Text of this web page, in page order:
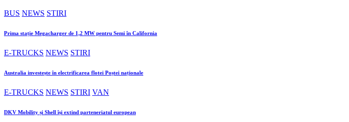
BUS NEWS STIRI
Prima stație Megacharger de 1,2 MW pentru Semi în California
E-TRUCKS NEWS STIRI
Australia investește în electrificarea flotei Poștei naționale
E-TRUCKS NEWS STIRI VAN
DKV Mobility și Shell își extind parteneriatul european